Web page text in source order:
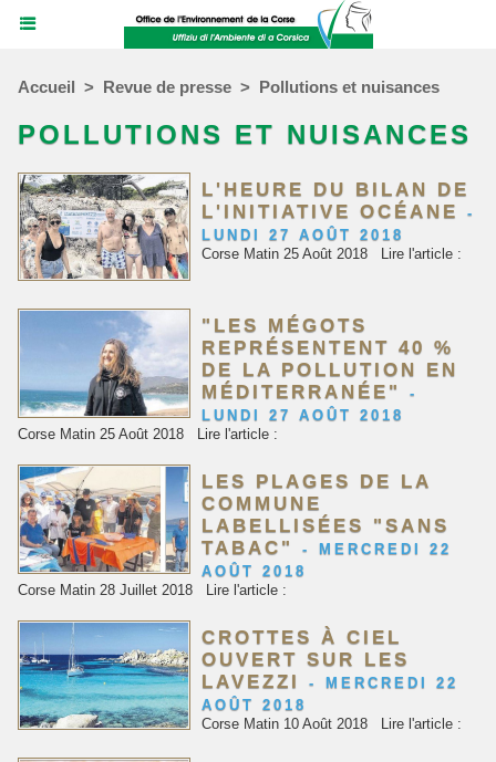
Accueil > Revue de presse > Pollutions et nuisances
POLLUTIONS ET NUISANCES
L'HEURE DU BILAN DE
L'INITIATIVE OCÉANE
-
LUNDI 27 AOÛT 2018
Corse Matin 25 Août 2018 Lire l'article :
"LES MÉGOTS
REPRÉSENTENT 40 %
DE LA POLLUTION EN
MÉDITERRANÉE"
-
LUNDI 27 AOÛT 2018
Corse Matin 25 Août 2018 Lire l'article :
LES PLAGES DE LA
COMMUNE
LABELLISÉES "SANS
TABAC"
-
MERCREDI 22
AOÛT 2018
Corse Matin 28 Juillet 2018 Lire l'article :
CROTTES À CIEL
OUVERT SUR LES
LAVEZZI
-
MERCREDI 22
AOÛT 2018
Corse Matin 10 Août 2018 Lire l'article :